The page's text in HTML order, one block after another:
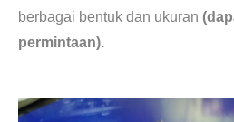
berbagai bentuk dan ukuran
permintaan).